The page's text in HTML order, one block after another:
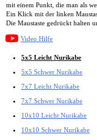
mit einem Punkt, die man als
Ein Klick mit der linken
Die Maustaste gedrückt halten
Video Hilfe
5x5 Leicht Nurikabe
5x5 Schwer Nurikabe
7x7 Leicht Nurikabe
7x7 Schwer Nurikabe
10x10 Leicht Nurikabe
10x10 Schwer Nurikabe